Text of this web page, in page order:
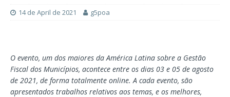
14 de April de 2021 g5poa
O evento, um dos maiores da América Latina sobre a Gestão
Fiscal dos Municípios, acontece entre os dias 03 e 05 de agosto
de 2021, de forma totalmente online. A cada evento, são
apresentados trabalhos relativos aos temas, e os melhores,